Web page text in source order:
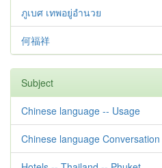
ภูเบศ เทพอยู่อำนวย
何福祥
Subject
Chinese language -- Usage
Chinese language